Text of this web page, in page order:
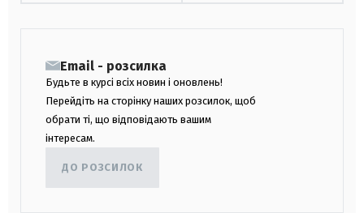
Email - розсилка
Будьте в курсі всіх новин і оновлень!
Перейдіть на сторінку наших розсилок, щоб
обрати ті, що відповідають вашим
інтересам.
ДО РОЗСИЛОК